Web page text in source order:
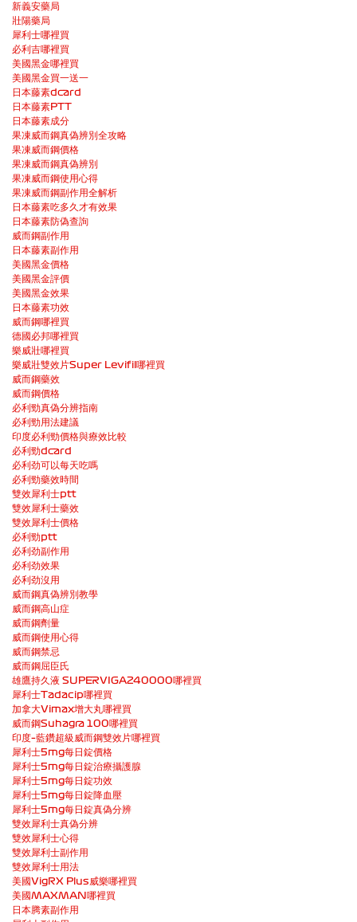
新義安藥局
壯陽藥局
犀利士哪裡買
必利吉哪裡買
美國黑金哪裡買
美國黑金買一送一
日本藤素dcard
日本藤素PTT
日本藤素成分
果凍威而鋼真偽辨別全攻略
果凍威而鋼價格
果凍威而鋼真偽辨別
果凍威而鋼使用心得
果凍威而鋼副作用全解析
日本藤素吃多久才有效果
日本藤素防偽查詢
威而鋼副作用
日本藤素副作用
美國黑金價格
美國黑金評價
美國黑金效果
日本藤素功效
威而鋼哪裡買
德國必邦哪裡買
樂威壯哪裡買
樂威壯雙效片Super Levifil哪裡買
威而鋼藥效
威而鋼價格
必利勁真偽分辨指南
必利勁用法建議
印度必利勁價格與療效比較
必利勁dcard
必利劲可以每天吃嗎
必利勁藥效時間
雙效犀利士ptt
雙效犀利士藥效
雙效犀利士價格
必利勁ptt
必利劲副作用
必利劲效果
必利劲沒用
威而鋼真偽辨別教學
威而鋼高山症
威而鋼劑量
威而鋼使用心得
威而鋼禁忌
威而鋼屈臣氏
雄鷹持久液 SUPERVIGA240000哪裡買
犀利士Tadacip哪裡買
加拿大Vimax增大丸哪裡買
威而鋼Suhagra 100哪裡買
印度–藍鑽超級威而鋼雙效片哪裡買
犀利士5mg每日錠價格
犀利士5mg每日錠治療攝護腺
犀利士5mg每日錠功效
犀利士5mg每日錠降血壓
犀利士5mg每日錠真偽分辨
雙效犀利士真偽分辨
雙效犀利士心得
雙效犀利士副作用
雙效犀利士用法
美國VigRX Plus威樂哪裡買
美國MAXMAN哪裡買
日本腾素副作用